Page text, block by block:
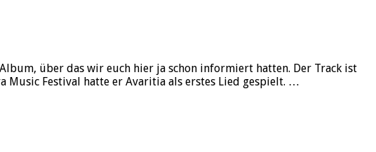
über das wir euch hier ja schon informiert hatten. Der Track ist
Festival hatte er Avaritia als erstes Lied gespielt. …